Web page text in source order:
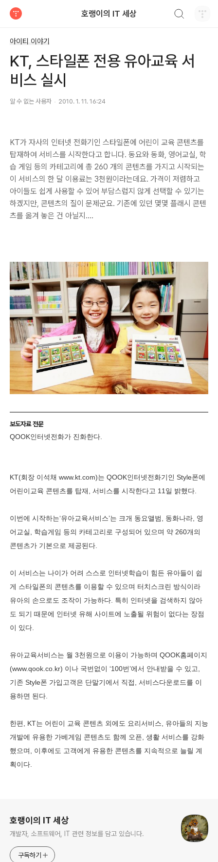
호랭이의 IT 세상
아이티 이야기
KT, 스타일폰 전용 유아교육 서
비스 실시
알 수 없는 사용자 2010. 1. 11. 16:24
KT가 자사의 인터넷 전화기인 스타일폰에 어린이 교육 콘텐츠를
탑재하여 서비스를 시작한다고 합니다. 동요와 동화, 영어교실, 학
습 게임 등의 카테고리에 총 260 개의 콘텐츠를 가지고 시작되는
이 서비스의 한 달 이용료는 3천원이라는데요. 가격이 저렴하고
아이들도 쉽게 사용할 수 있어 부담스럽지 않게 선택할 수 있기는
하겠지만, 콘텐츠의 질이 문제군요. 기존에 있던 몇몇 플래시 콘텐
츠를 옮겨 놓은 건 아닐지....
보도자료 전문
QOOK인터넷전화가 진화한다.
KT(회장 이석채 www.kt.com)는 QOOK인터넷전화기인 Style폰에
어린이교육 콘텐츠를 탑재, 서비스를 시작한다고 11일 밝했다.
이번에 시작하는‘유아교육서비스’는 크개 동요앨범, 동화나라, 영
어교실, 학습게임 등의 카테고리로 구성되어 있으며 약 260개의
콘텐츠가 기본으로 제공된다.
이 서비스는 나이가 어려 스스로 인터넷학습이 힘든 유아들이 쉽
게 스타일폰의 콘텐츠를 이용할 수 있으며 터치스크린 방식이라
유아의 손으로도 조작이 가능하다. 특히 인터넷을 검색하지 않아
도 되기 때문에 인터넷 유해 사이트에 노출될 위험이 없다는 장점
이 있다.
유아교육서비스는 월 3천원으로 이용이 가능하며 QOOK홈페이지
(www.qook.co.kr) 이나 국번없이 ‘100번’에서 안내받을 수 있고,
기존 Style폰 가입고객은 단말기에서 직접, 서비스다운로드를 이
용하면 된다.
한편, KT는 어린이 교육 콘텐츠 외에도 요리서비스, 유아들의 지능
개발에 유용한 가베게임 콘텐츠도 함께 오픈, 생활 서비스를 강화
했으며, 이후에도 고객에게 유용한 콘텐츠를 지속적으로 늘릴 계
획이다.
호랭이의 IT 세상
개발자, 소프트웨어, IT 관련 정보를 담고 있습니다.
구독하기